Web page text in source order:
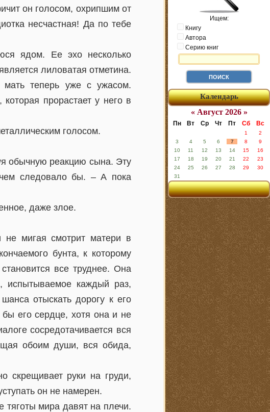
он голосом, охрипшим от
несчастная! Да по тебе
ядом. Ее эхо несколько
лиловатая отметина.
теперь уже с ужасом.
прорастает у него в
голосом.
обычную реакцию сына. Эту
следовало бы. – А пока
даже злое.
не мигая смотрит матери в
бунта, к которому
все труднее. Она
испытываемое каждый раз,
отыскать дорогу к его
бы его сердце, хотя она и не
сосредотачивается вся
обоим души, вся обида,
скрещивает руки на груди,
он не намерен.
тяготы мира давят на плечи.
Ищем:
Книгу
Автора
Серию книг
Календарь
« Август 2026 »
Пн Вт Ср Чт Пт Сб Вс
1
2
3
4 5 6 7 8
9
10
11 12 13 14 15
16
17
18 19 20 21 22
23
24
25 26 27 28 29
30
31